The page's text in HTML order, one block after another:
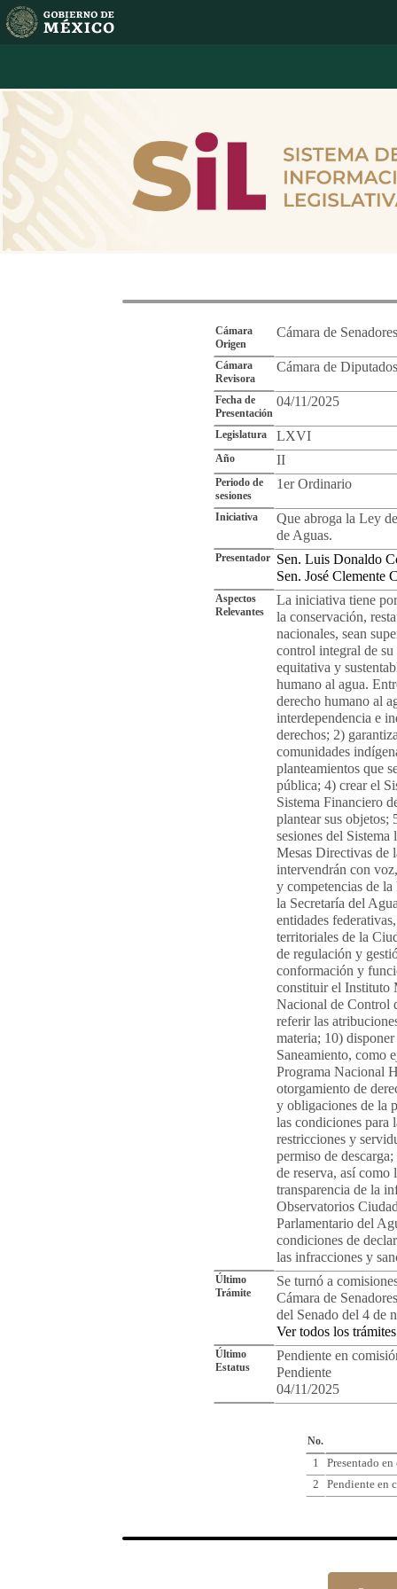
Cámara
Origen
Cámara de Senadores
Cámara
Revisora
Cámara de Diputados
Fecha de
Presentación
04/11/2025
Legislatura LXVI
Año II
Periodo de
sesiones
1er Ordinario
Iniciativa
Que abroga la Ley
de Aguas.
Presentador Sen. Luis Donaldo
Sen. José Clemente
Aspectos
Relevantes
La iniciativa tiene
la conservación,
nacionales, sean
control integral de
equitativa y
humano al agua.
derecho humano al
interdependencia e
derechos; 2)
comunidades
planteamientos que
pública; 4) crear el
Sistema Financiero
plantear sus objetos;
sesiones del Sistema
Mesas Directivas de
intervendrán con
y competencias de
la Secretaría del
entidades
territoriales de la
de regulación y
conformación y
constituir el Instituto
Nacional de Control
referir las
materia; 10)
Saneamiento, como
Programa Nacional
otorgamiento de
y obligaciones de la
las condiciones para
restricciones y
permiso de
de reserva, así como
transparencia de la
Observatorios
Parlamentario del
condiciones de
las infracciones y
Último
Trámite
Se turnó a
Cámara de
del Senado del 4 de
Ver todos los trámites
Último
Estatus
Pendiente en
Pendiente
04/11/2025
No.
1
Presentado
2
Pendiente en